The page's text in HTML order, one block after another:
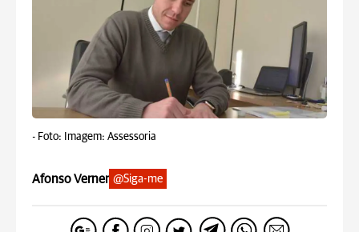
- Foto: Imagem: Assessoria
Afonso Verner @Siga-me